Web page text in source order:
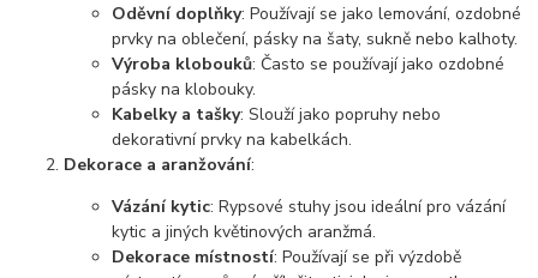
Oděvní doplňky: Používají se jako lemování, ozdobné
prvky na oblečení, pásky na šaty, sukně nebo kalhoty.
Výroba klobouků: Často se používají jako ozdobné
pásky na klobouky.
Kabelky a tašky: Slouží jako popruhy nebo
dekorativní prvky na kabelkách.
Dekorace a aranžování:
Vázání kytic: Rypsové stuhy jsou ideální pro vázání
kytic a jiných květinových aranžmá.
Dekorace místností: Používají se při výzdobě